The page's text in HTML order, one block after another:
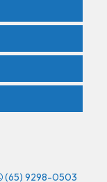
(65) 9298-0503